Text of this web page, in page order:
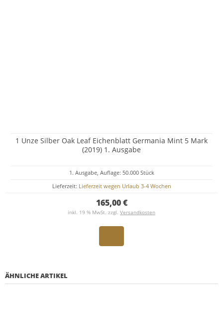
1 Unze Silber Oak Leaf Eichenblatt Germania Mint 5 Mark
(2019) 1. Ausgabe
1. Ausgabe, Auflage: 50.000 Stück
Lieferzeit: Lieferzeit wegen Urlaub 3-4 Wochen
165,00 €
inkl. 19 % MwSt. zzgl. Versandkosten
ÄHNLICHE ARTIKEL